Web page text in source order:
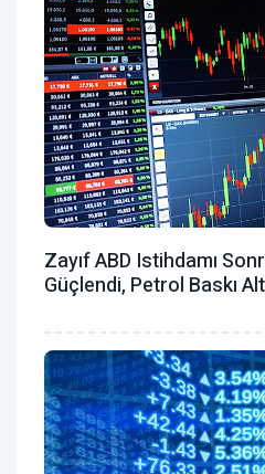
Zayıf ABD Istihdamı
Güçlendi, Petrol Baskı